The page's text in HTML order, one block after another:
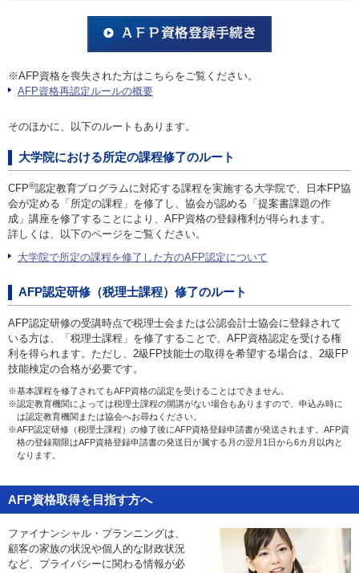
※AFP資格を喪失された方はこちらをご覧ください。
AFP資格再認定ルールの概要
そのほかに、以下のルートもあります。
大学院における所定の課程修了のルート
CFP®認定教育プログラムに対応する課程を実施する大学院で、日本FP協
会が定める「所定の課程」を修了し、協会が認める「提案書課題の作
成」講座を修了することにより、AFP資格の登録権利が得られます。
詳しくは、以下のページをご覧ください。
大学院で所定の課程を修了した方のAFP認定について
AFP認定研修（税理士課程）修了のルート
AFP認定研修の受講時点で税理士会または公認会計士協会に登録されて
いる方は、「税理士課程」を修了することで、AFP資格認定を受ける権
利を得られます。ただし、2級FP技能士の取得を希望する場合は、2級FP
技能検定の合格が必要です。
※基本課程を修了されてもAFP資格の認定を受けることはできません。
※認定教育機関によっては税理士課程の開講がない場合もありますので、申込み時に
は認定教育機関または協会へお尋ねください。
※AFP認定研修（税理士課程）の修了後にAFP資格登録申請書が発送されます。AFP資
格の登録期限はAFP資格登録申請書の発送日が属する月の翌月1日から6カ月以内と
なります。
AFP資格取得を目指す方へ
ファイナンシャル・プランニングは、
顧客の家族の状況や個人的な財政状況
など、プライバシーに関わる情報が必